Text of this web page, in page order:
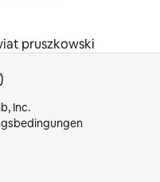
pruszkowski
Inc.